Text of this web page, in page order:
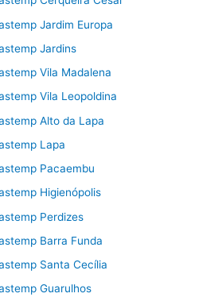
Jardim Europa
Jardins
Vila Madalena
Vila Leopoldina
Alto da Lapa
Lapa
Pacaembu
Higienópolis
Perdizes
Barra Funda
Santa Cecília
Guarulhos